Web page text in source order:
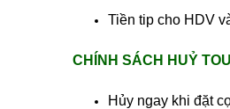
Tiền tip cho HDV
CHÍNH SÁCH HUỶ
Hủy ngay khi đặt